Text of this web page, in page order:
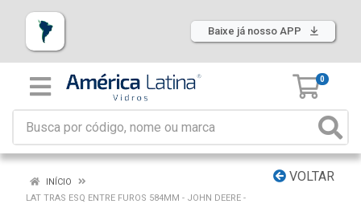
Baixe já nosso APP
0
VOLTAR
INÍCIO
LAT TRAS ESQ ENTRE FUROS 584MM - JOHN DEERE -